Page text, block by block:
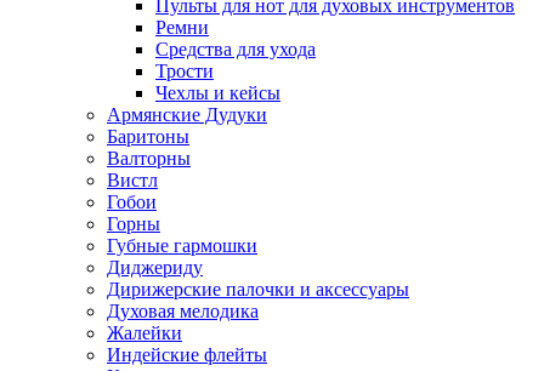
Пульты для нот для духовых инструментов
Ремни
Средства для ухода
Трости
Чехлы и кейсы
Армянские Дудуки
Баритоны
Валторны
Вистл
Гобои
Горны
Губные гармошки
Диджериду
Дирижерские палочки и аксессуары
Духовая мелодика
Жалейки
Индейские флейты